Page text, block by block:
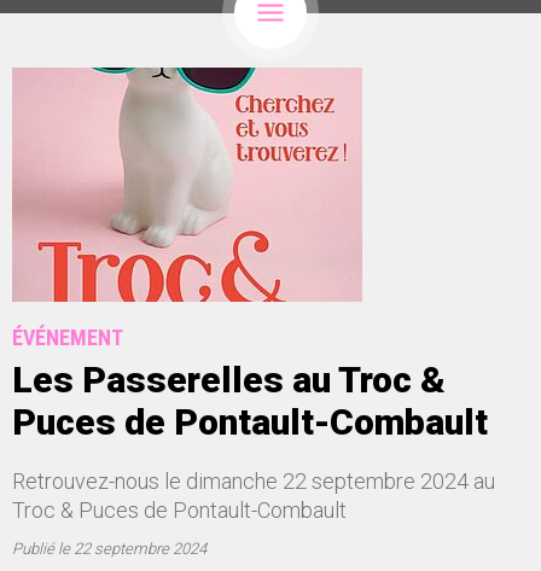
ÉVÉNEMENT
Les Passerelles au Troc &
Puces de Pontault-Combault
Retrouvez-nous le dimanche 22 septembre 2024 au
Troc & Puces de Pontault-Combault
Publié le22 septembre 2024